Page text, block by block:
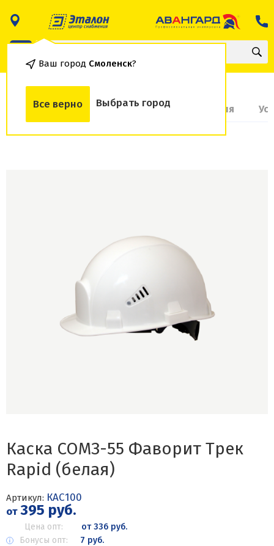
Ваш город Смоленск?
Все верно Выбрать город
О товаре Доставка и оплата Гарантия
Каска СОМЗ-55 Фаворит Трек
Rapid (белая)
Артикул: КАС100
от395 руб.
Цена опт:
от 336 руб.
Бонусы опт:
7 руб.